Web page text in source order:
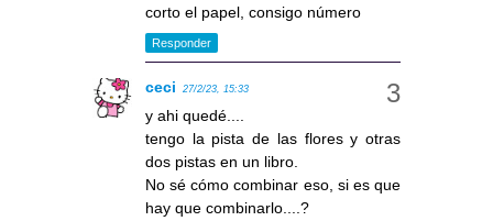
corto el papel, consigo número
Responder
ceci 27/2/23, 15:33
y ahi quedé....
tengo la pista de las flores y otras
dos pistas en un libro.
No sé cómo combinar eso, si es que
hay que combinarlo....?